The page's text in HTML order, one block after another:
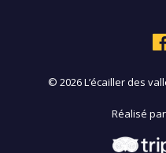
© 2026 L’écailler des
Réalisé par